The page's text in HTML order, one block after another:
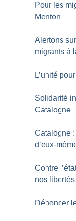
Pour les
Menton
Alertons
migrants à
L’unité
Solidarité
Catalogne
Catalogne
d’eux-
Contre
nos libertés
Dénoncer